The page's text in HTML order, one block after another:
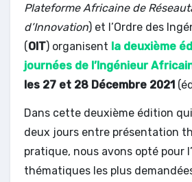
Plateforme Africaine de
d’Innovation) et l’Ordre des
(OIT) organisent la deuxième
journées de l’Ingénieur Africain
les 27 et 28 Décembre 2021
Dans cette deuxième édition
deux jours entre présentation
pratique, nous avons opté pour
thématiques les plus